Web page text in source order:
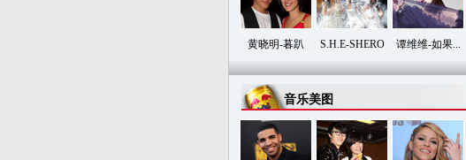
黄晓明-暮趴 S.H.E-SHERO 谭维维-如果...
音乐美图